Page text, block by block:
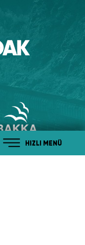
HIZLI MENÜ
Zonguldak